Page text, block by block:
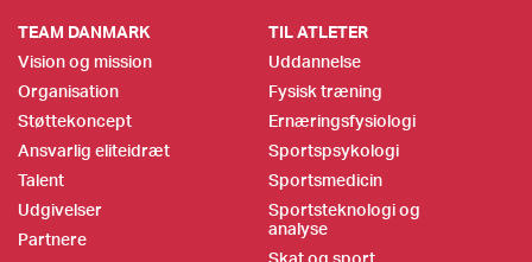
TEAM DANMARK
Vision og mission
Organisation
Støttekoncept
Ansvarlig eliteidræt
Talent
Udgivelser
Partnere
TIL ATLETER
Uddannelse
Fysisk træning
Ernæringsfysiologi
Sportspsykologi
Sportsmedicin
Sportsteknologi og
analyse